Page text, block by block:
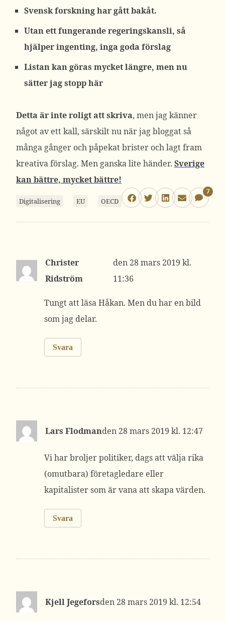
Svensk forskning har gått bakåt.
Utan ett fungerande regeringskansli, så
hjälper ingenting, inga goda förslag
Listan kan göras mycket längre, men nu
sätter jag stopp här
Detta är inte roligt att skriva, men jag känner
något av ett kall, särskilt nu när jag bloggat så
många gånger och påpekat brister och lagt fram
kreativa förslag. Men ganska lite händer. Sverige
kan bättre, mycket bättre!
Digitalisering EU OECD
7
Christer
Ridström
28 mars 2019 kl.
11:36
Tungt att läsa Håkan. Men du har en bild
som jag delar.
Svara
Lars Flodman 28 mars 2019 kl. 12:47
Vi har broljer politiker, dags att välja rika
(omutbara) företagledare eller
kapitalister som är vana att skapa värden.
Svara
Kjell Jegefors 28 mars 2019 kl. 12:54